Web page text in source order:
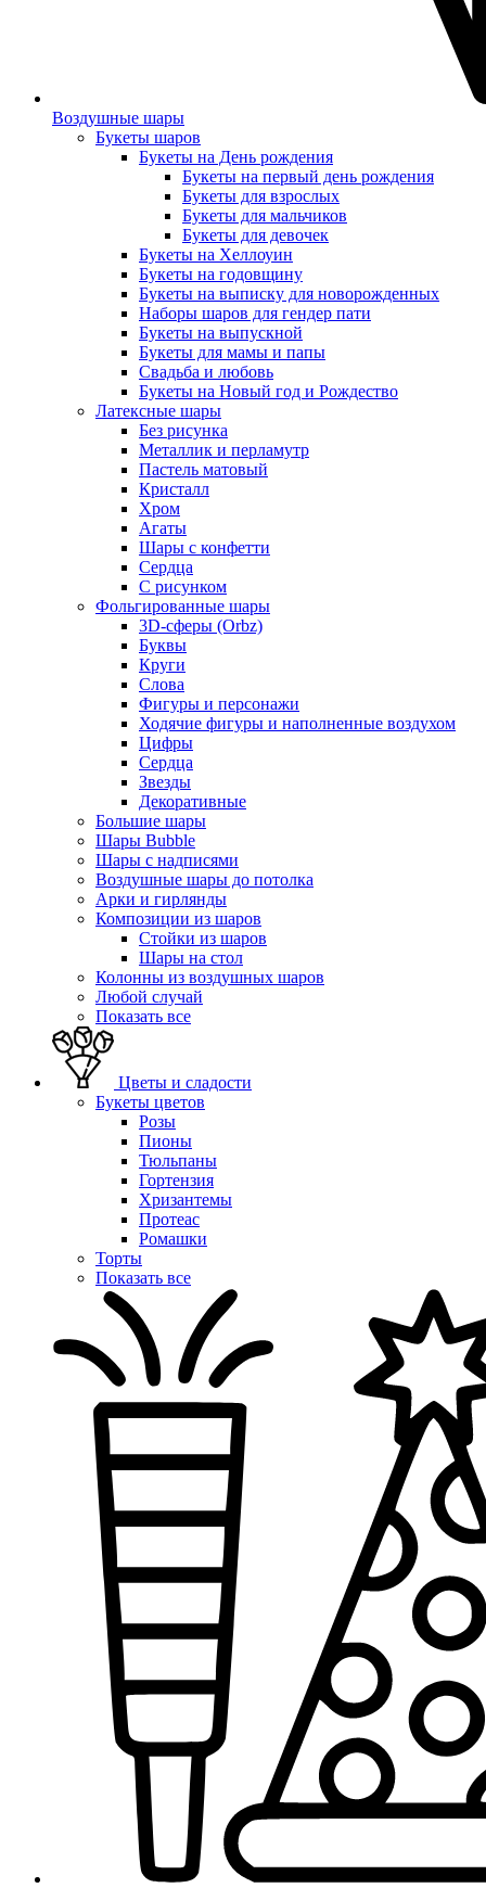
Воздушные шары
Букеты шаров
Букеты на День рождения
Букеты на первый день рождения
Букеты для взрослых
Букеты для мальчиков
Букеты для девочек
Букеты на Хеллоуин
Букеты на годовщину
Букеты на выписку для новорожденных
Наборы шаров для гендер пати
Букеты на выпускной
Букеты для мамы и папы
Свадьба и любовь
Букеты на Новый год и Рождество
Латексные шары
Без рисунка
Металлик и перламутр
Пастель матовый
Кристалл
Хром
Агаты
Шары с конфетти
Сердца
С рисунком
Фольгированные шары
3D-сферы (Orbz)
Буквы
Круги
Слова
Фигуры и персонажи
Ходячие фигуры и наполненные воздухом
Цифры
Сердца
Звезды
Декоративные
Большие шары
Шары Bubble
Шары с надписями
Воздушные шары до потолка
Арки и гирлянды
Композиции из шаров
Стойки из шаров
Шары на стол
Колонны из воздушных шаров
Любой случай
Показать все
Цветы и сладости
Букеты цветов
Розы
Пионы
Тюльпаны
Гортензия
Хризантемы
Протеас
Ромашки
Торты
Показать все